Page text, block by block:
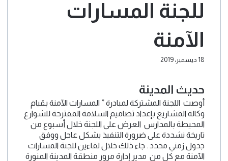
للجنة المسارات
الآمنة
18 ديسمبر، 2019
حديث المدينة
أوصت اللجنة المشتركة لمبادرة ” المسارات الآمنة بقيام
وكالة المشاريع بإعداد تصاميم السلامة المقترحة للشوارع
المحيطة بالمدارس العرض على اللجنة خلال أسبوع من
تاريخة نشددة على ضرورة التنفيذ بشكل عاجل ووفق
جدول زمني محدد . جاء ذلك خلال لقاءين للجنة المسارات
الآمنة مع كل من مدير إدارة مرور منطقة ⁧‫المدينة المنورة‬⁩